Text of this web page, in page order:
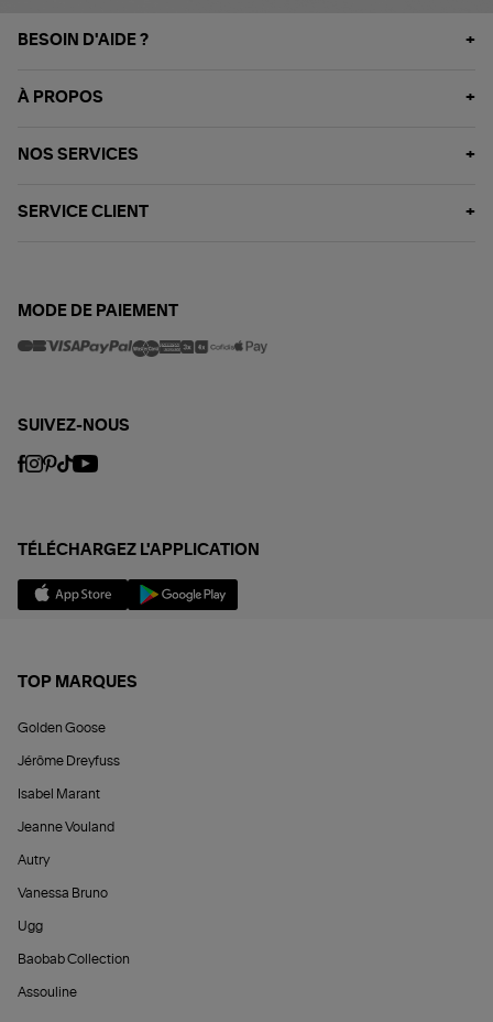
BESOIN D'AIDE ?
À PROPOS
NOS SERVICES
SERVICE CLIENT
MODE DE PAIEMENT
SUIVEZ-NOUS
TÉLÉCHARGEZ L'APPLICATION
TOP MARQUES
Golden Goose
Jérôme Dreyfuss
Isabel Marant
Jeanne Vouland
Autry
Vanessa Bruno
Ugg
Baobab Collection
Assouline